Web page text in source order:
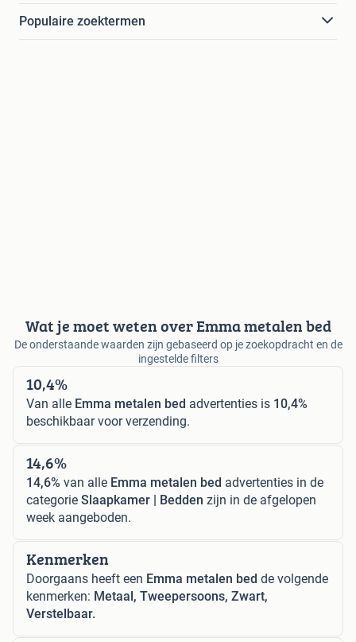
Populaire zoektermen
Wat je moet weten over Emma metalen bed
De onderstaande waarden zijn gebaseerd op je zoekopdracht en de
ingestelde filters
10,4%
Van alle Emma metalen bed advertenties is 10,4%
beschikbaar voor verzending.
14,6%
14,6% van alle Emma metalen bed advertenties in de
categorie Slaapkamer | Bedden zijn in de afgelopen
week aangeboden.
Kenmerken
Doorgaans heeft een Emma metalen bed de volgende
kenmerken: Metaal, Tweepersoons, Zwart,
Verstelbaar.